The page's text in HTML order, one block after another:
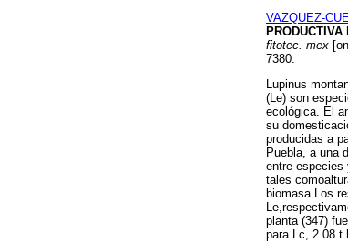
VAZQUEZ-
fitotec. mex
7380.
Lupinus
(Le) son
ecológica. El
su
producidas a
Puebla, a una
entre especies
tales
biomasa.Los
planta (347)
para Lc, 2.08 t